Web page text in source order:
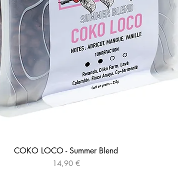
COKO LOCO - Summer Blend
Prix
14,90 €